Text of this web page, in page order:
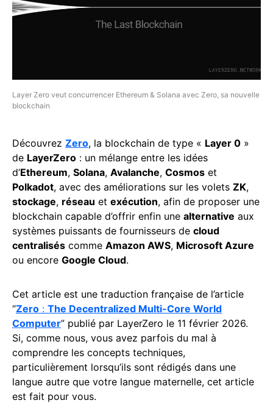
Layer Zero veut concurrencer Ethereum & Solana avec Zero, sa nouvelle
blockchain
Découvrez Zero, la blockchain de type « Layer 0 »
de LayerZero : un mélange entre les idées
d’Ethereum, Solana, Avalanche, Cosmos et
Polkadot, avec des améliorations sur les volets ZK,
stockage, réseau et exécution, afin de proposer une
blockchain capable d’offrir enfin une alternative aux
systèmes puissants de fournisseurs de cloud
centralisés comme Amazon AWS, Microsoft Azure
ou encore Google Cloud.
Cet article est une traduction française de l’article
“Zero : The Decentralized Multi-Core World
Computer” publié par LayerZero le 11 février 2026.
Si, comme nous, vous avez parfois du mal à
comprendre les concepts techniques,
particulièrement lorsqu’ils sont rédigés dans une
langue autre que votre langue maternelle, cet article
est fait pour vous.